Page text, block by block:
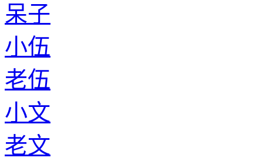
呆子
小伍
老伍
小文
老文